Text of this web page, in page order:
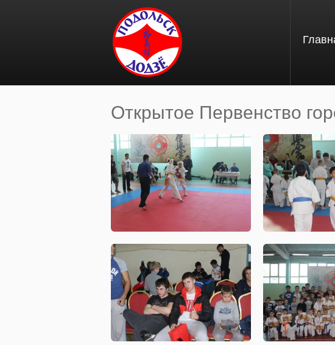
Перейти к основному содержанию
Открытое Первенство
Вы здесь